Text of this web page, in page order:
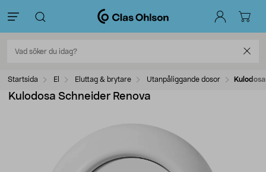
Startsida El Eluttag & brytare Utanpåliggande dosor
Kulodosa Schneider Renova